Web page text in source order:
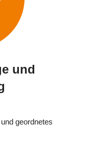
und
geordnetes